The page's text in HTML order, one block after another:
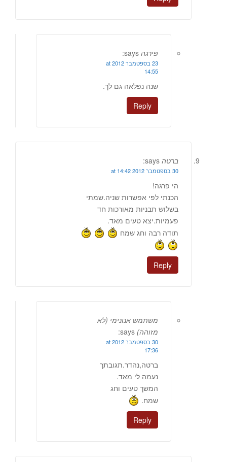
פירגה says:
23 בספטמבר 2012 at
14:55
שנה נפלאה גם לך.
Reply
ברטה says:
30 בספטמבר 2012 at 14:42
הי פרגה!
הכנתי לפי אפשרות שניה.שמתי
בשלוש תבניות מאורכות חד
פעמיות.יצא טעים מאד.
תודה רבה וחג שמח
Reply
משתמש אנונימי (לא
מזוהה) says:
30 בספטמבר 2012 at
17:36
ברטה,נהדר.תגובתך
נעמה לי מאד.
המשך טעים וחג
שמח.
Reply